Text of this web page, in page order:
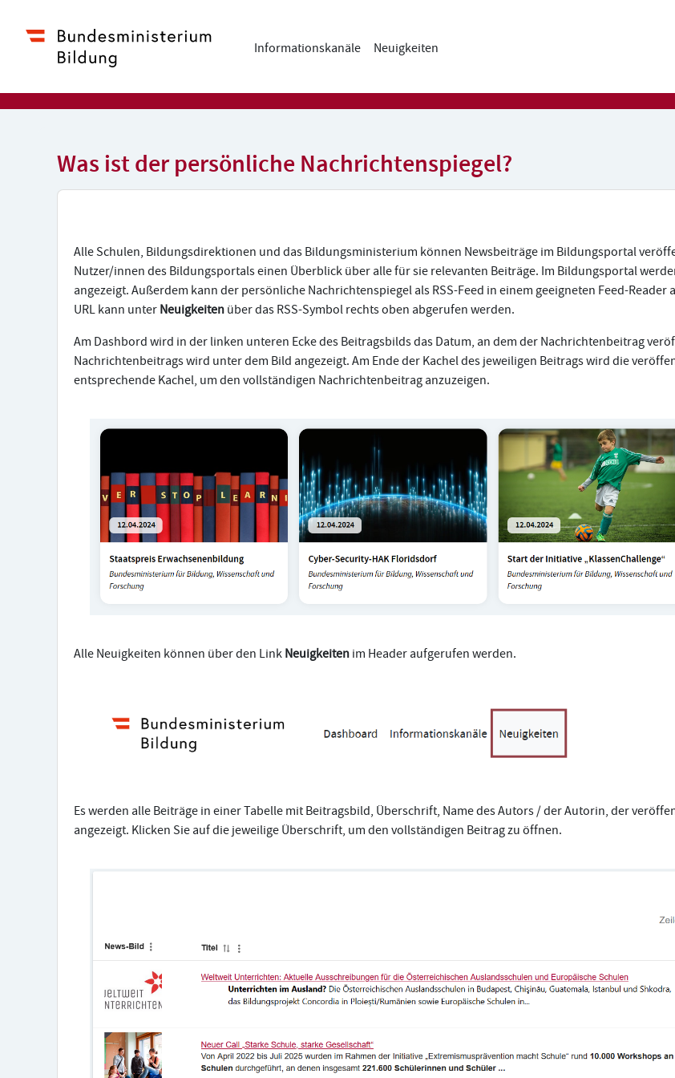
Informationskanäle Neuigkeiten
Was ist der persönliche Nachrichtenspiegel?
Alle Schulen, Bildungsdirektionen und das Bildungsministerium können Newsbeiträge im Bildungsportal
Nutzer/innen des Bildungsportals einen Überblick über alle für sie relevanten Beiträge. Im Bildungsportal
angezeigt. Außerdem kann der persönliche Nachrichtenspiegel als RSS-Feed in einem geeigneten Feed-
URL kann unter Neuigkeiten über das RSS-Symbol rechts oben abgerufen werden.
Am Dashbord wird in der linken unteren Ecke des Beitragsbilds das Datum, an dem der Nachrichtenbeitrag
Nachrichtenbeitrags wird unter dem Bild angezeigt. Am Ende der Kachel des jeweiligen Beitrags wird die
entsprechende Kachel, um den vollständigen Nachrichtenbeitrag anzuzeigen.
Alle Neuigkeiten können über den Link Neuigkeiten im Header aufgerufen werden.
Es werden alle Beiträge in einer Tabelle mit Beitragsbild, Überschrift, Name des Autors / der Autorin, der
angezeigt. Klicken Sie auf die jeweilige Überschrift, um den vollständigen Beitrag zu öffnen.